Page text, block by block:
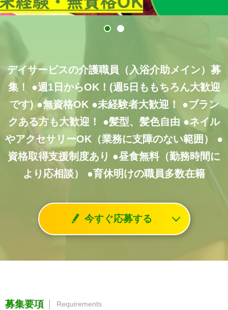
デイサービスの介護職員（入浴介助メイン）募
集！
●週1日からOK！(週5日ももちろん大歓迎
です) ●無資格OK●未経験者大歓迎！
●ブラン
クある方も大歓迎！
●髪型、髪色自由 ●ネイル
やアクセサリーOK（業務に支障のない範囲）
●
資格取得支援制度あり ●昼食無料（勤務時間に
より応相談）
●育休明けの職員多数在籍
今すぐ応募する
募集要項 Requirements